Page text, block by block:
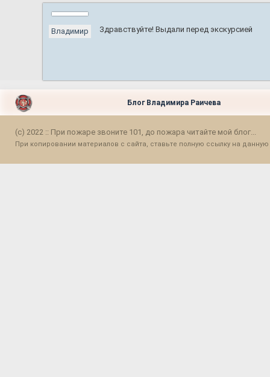
Владимир Здравствуйте! Выдали перед экскурсией
Блог Владимира Раичева
(c) 2022 :: При пожаре звоните 101, до пожара читайте мой блог...
При копировании материалов с сайта, ставьте полную ссылку на